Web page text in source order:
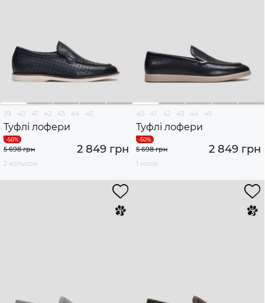
39 40 41 42 43 44 45
Туфлі лофери
2 849 грн
5 698 грн
2 кольори
40 41 42 43 44 45
Туфлі лофери
2 849 грн
5 698 грн
1 колір